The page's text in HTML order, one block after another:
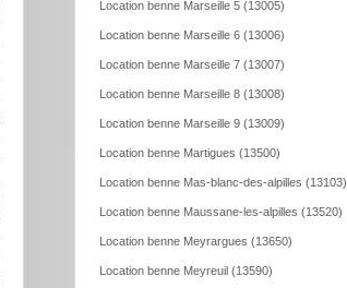
Location benne Marseille 5 (13005)
Location benne Marseille 6 (13006)
Location benne Marseille 7 (13007)
Location benne Marseille 8 (13008)
Location benne Marseille 9 (13009)
Location benne Martigues (13500)
Location benne Mas-blanc-des-alpilles (13103)
Location benne Maussane-les-alpilles (13520)
Location benne Meyrargues (13650)
Location benne Meyreuil (13590)